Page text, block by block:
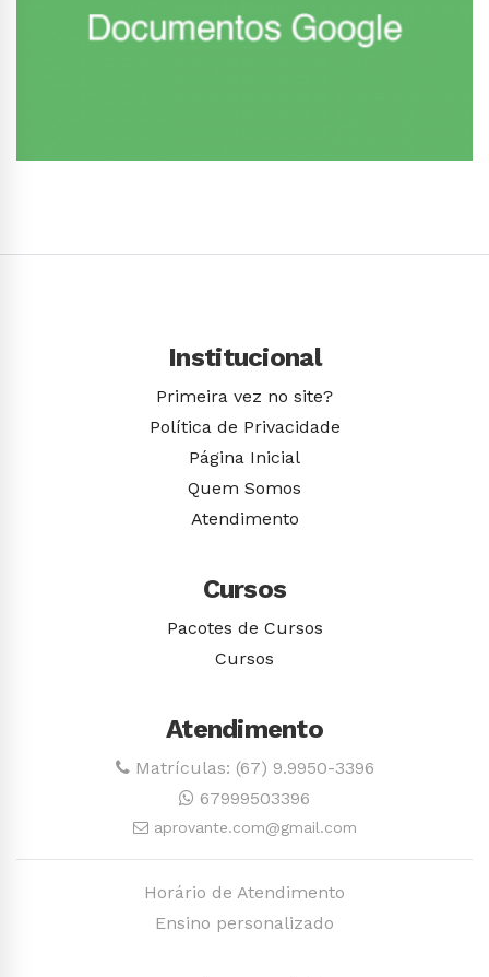
Institucional
Primeira vez no site?
Política de Privacidade
Página Inicial
Quem Somos
Atendimento
Cursos
Pacotes de Cursos
Cursos
Atendimento
Matrículas: (67) 9.9950-3396
67999503396
aprovante.com@gmail.com
Horário de Atendimento
Ensino personalizado